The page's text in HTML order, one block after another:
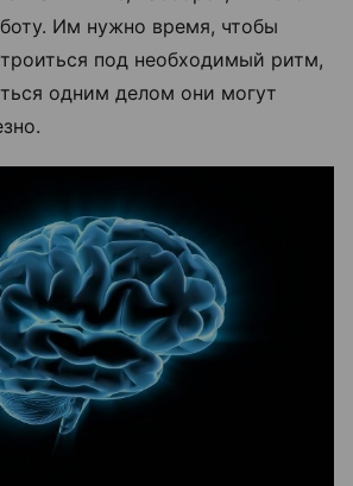
Им нужно время, чтобы
под необходимый ритм,
одним делом они могут